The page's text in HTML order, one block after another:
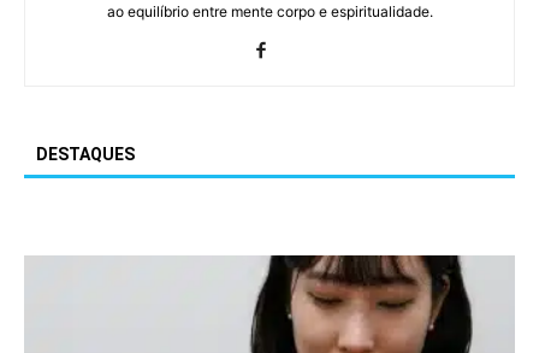
ao equilíbrio entre mente corpo e espiritualidade.
DESTAQUES